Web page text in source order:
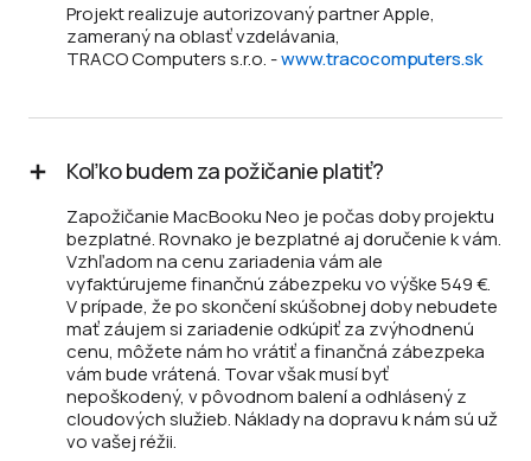
Projekt realizuje autorizovaný partner Apple,
zameraný na oblasť vzdelávania,
TRACO Computers s.r.o. -www.tracocomputers.sk
Koľko budem za požičanie platiť?
Zapožičanie MacBooku Neo je počas doby projektu
bezplatné. Rovnako je bezplatné aj doručenie k vám.
Vzhľadom na cenu zariadenia vám ale
vyfaktúrujeme finančnú zábezpeku vo výške 549 €.
V prípade, že po skončení skúšobnej doby nebudete
mať záujem si zariadenie odkúpiť za zvýhodnenú
cenu, môžete nám ho vrátiť a finančná zábezpeka
vám bude vrátená. Tovar však musí byť
nepoškodený, v pôvodnom balení a odhlásený z
cloudových služieb. Náklady na dopravu k nám sú už
vo vašej réžii.